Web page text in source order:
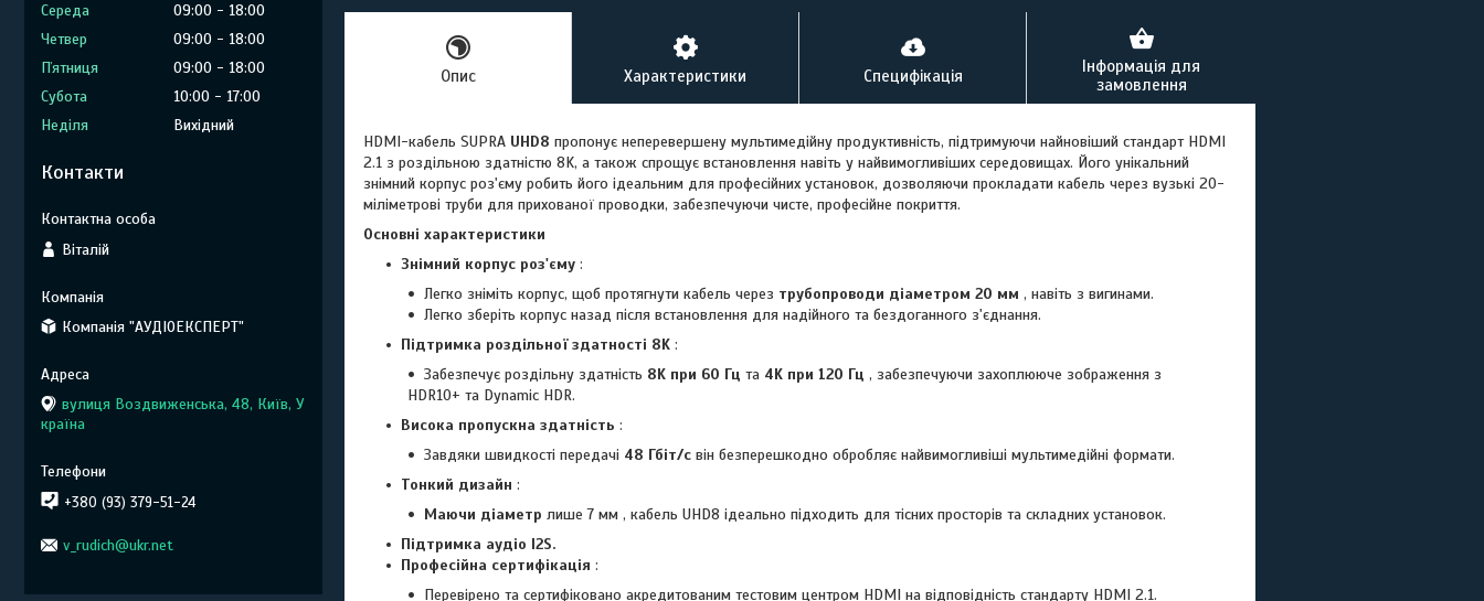
Опис Характеристики Специфікація
Інформація для
замовлення
HDMI-кабель SUPRA UHD8 пропонує неперевершену мультимедійну продуктивність, підтримуючи найновіший стандарт HDMI
2.1 з роздільною здатністю 8K, а також спрощує встановлення навіть у найвимогливіших середовищах. Його унікальний
знімний корпус роз'єму робить його ідеальним для професійних установок, дозволяючи прокладати кабель через вузькі 20-
міліметрові труби для прихованої проводки, забезпечуючи чисте, професійне покриття.
Основні характеристики
Знімний корпус роз'єму :
Легко зніміть корпус, щоб протягнути кабель через трубопроводи діаметром 20 мм , навіть з вигинами.
Легко зберіть корпус назад після встановлення для надійного та бездоганного з'єднання.
Підтримка роздільної здатності 8K :
Забезпечує роздільну здатність 8K при 60 Гц та 4K при 120 Гц , забезпечуючи захоплююче зображення з
HDR10+ та Dynamic HDR.
Висока пропускна здатність :
Завдяки швидкості передачі 48 Гбіт/с він безперешкодно обробляє найвимогливіші мультимедійні формати.
Тонкий дизайн :
Маючи діаметр лише 7 мм , кабель UHD8 ідеально підходить для тісних просторів та складних установок.
Підтримка аудіо I2S.
Професійна сертифікація :
Перевірено та сертифіковано акредитованим тестовим центром HDMI на відповідність стандарту HDMI 2.1.
Середа
09:00
18:00
Четвер
09:00
18:00
Пʼятниця
09:00
18:00
Субота
10:00
17:00
Неділя
Вихідний
Контакти
Віталій
Компанія "АУДІОЕКСПЕРТ"
вулиця Воздвиженська, 48, Київ, У
країна
+380 (93) 379-51-24
v_rudich@ukr.net